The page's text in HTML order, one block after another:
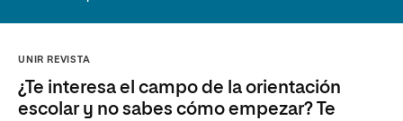
UNIR REVISTA
¿Te interesa el campo de la orientación
escolar y no sabes cómo empezar? Te